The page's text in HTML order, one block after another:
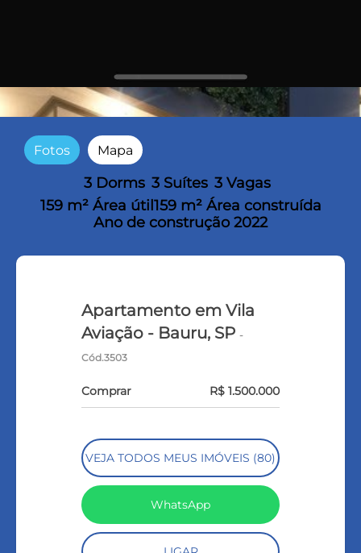
Fotos Mapa
3 Dorms 3 Suítes 3 Vagas
159 m² Área útil 159 m² Área construída
Ano de construção 2022
Apartamento em Vila
Aviação - Bauru, SP-
Cód.3503
Comprar R$ 1.500.000
VEJA TODOS MEUS IMÓVEIS (80)
WhatsApp